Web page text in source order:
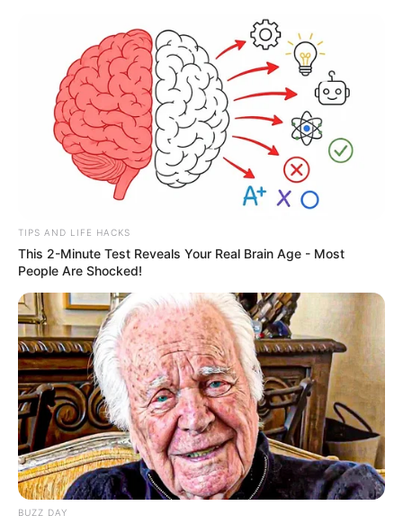
TIPS AND LIFE HACKS
This 2-Minute Test Reveals Your Real Brain Age - Most
People Are Shocked!
BUZZ DAY